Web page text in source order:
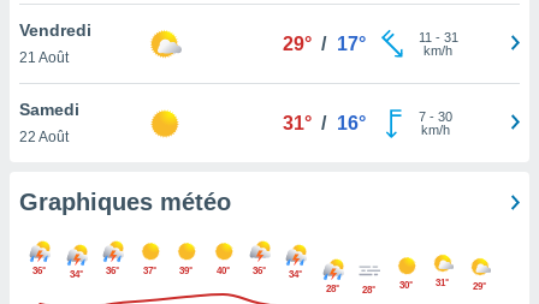
cas,
que
sur le
et que
ne
Vendredi
21 Août
29° / 17° 11 - 31
km/h
Samedi
22 Août
31° / 16° 7- 30
km/h
Graphiques météo
36° 34° 36° 37° 39° 40° 36°
34°
28°
28° 30° 31° 29°